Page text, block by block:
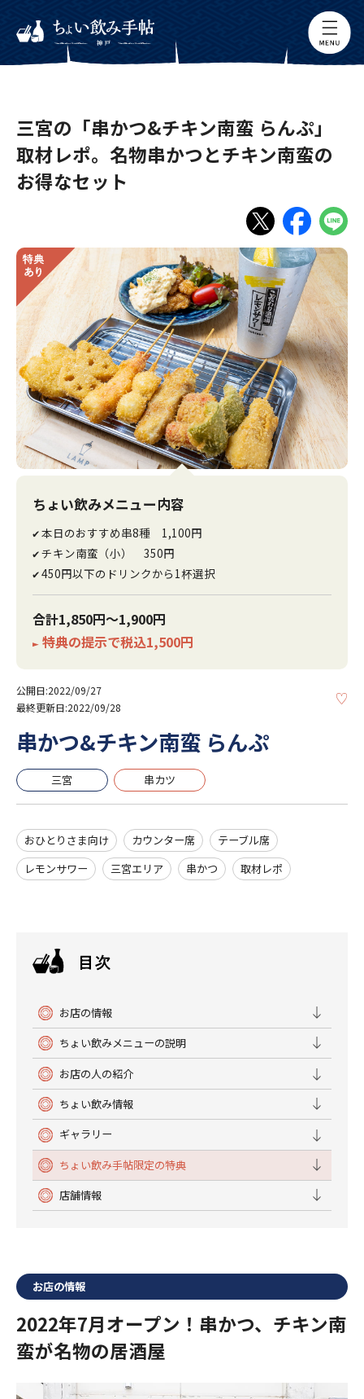
三宮の「串かつ&チキン南蛮 らんぷ」
取材レポ。名物串かつとチキン南蛮の
お得なセット
ちょい飲みメニュー内容
✔本日のおすすめ串8種 1,100円
✔チキン南蛮（小） 350円
✔450円以下のドリンクから1杯選択
合計1,850円～1,900円
► 特典の提示で税込1,500円
公開日:2022/09/27
最終更新日:2022/09/28
串かつ&チキン南蛮 らんぷ
三宮 串カツ
おひとりさま向け カウンター席
テーブル席
レモンサワー
三宮エリア 串かつ 取材レポ
お店の情報
ちょい飲みメニューの説明
お店の人の紹介
ちょい飲み情報
ギャラリー
ちょい飲み手帖限定の特典
店舗情報
お店の情報
2022年7月オープン！串かつ、チキン南
蛮が名物の居酒屋